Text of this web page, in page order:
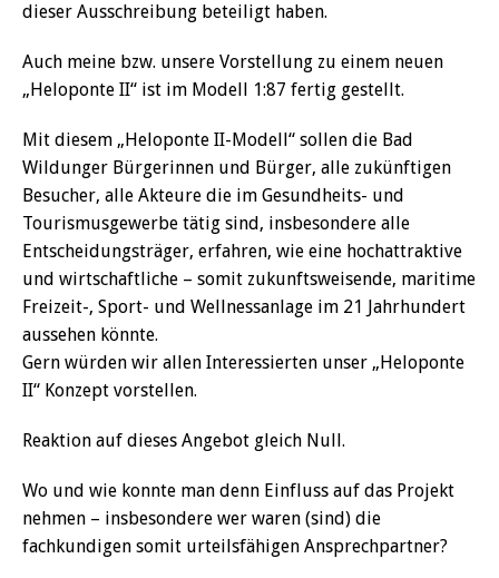
dieser Ausschreibung beteiligt haben.
Auch meine bzw. unsere Vorstellung zu einem neuen
„Heloponte II“ ist im Modell 1:87 fertig gestellt.
Mit diesem „Heloponte II-Modell“ sollen die Bad
Wildunger Bürgerinnen und Bürger, alle zukünftigen
Besucher, alle Akteure die im Gesundheits- und
Tourismusgewerbe tätig sind, insbesondere alle
Entscheidungsträger, erfahren, wie eine hochattraktive
und wirtschaftliche – somit zukunftsweisende, maritime
Freizeit-, Sport- und Wellnessanlage im 21 Jahrhundert
aussehen könnte.
Gern würden wir allen Interessierten unser „Heloponte
II“ Konzept vorstellen.
Reaktion auf dieses Angebot gleich Null.
Wo und wie konnte man denn Einfluss auf das Projekt
nehmen – insbesondere wer waren (sind) die
fachkundigen somit urteilsfähigen Ansprechpartner?